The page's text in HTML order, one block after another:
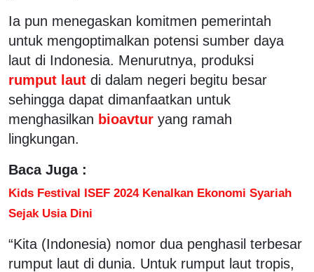
Ia pun menegaskan komitmen pemerintah
untuk mengoptimalkan potensi sumber daya
laut di Indonesia. Menurutnya, produksi
rumput laut di dalam negeri begitu besar
sehingga dapat dimanfaatkan untuk
menghasilkan bioavtur yang ramah
lingkungan.
Baca Juga :
Kids Festival ISEF 2024 Kenalkan Ekonomi Syariah
Sejak Usia Dini
“Kita (Indonesia) nomor dua penghasil terbesar
rumput laut di dunia. Untuk rumput laut tropis,